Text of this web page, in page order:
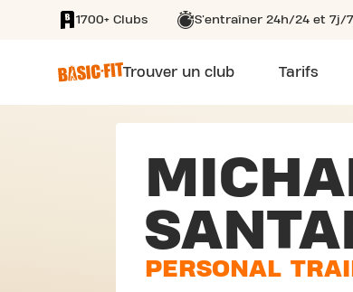
SKIP TO MAIN CONTENT
1700+ Clubs S'entraîner 24h/24 et 7j/7
Trouver un club Tarifs
PERSONAL